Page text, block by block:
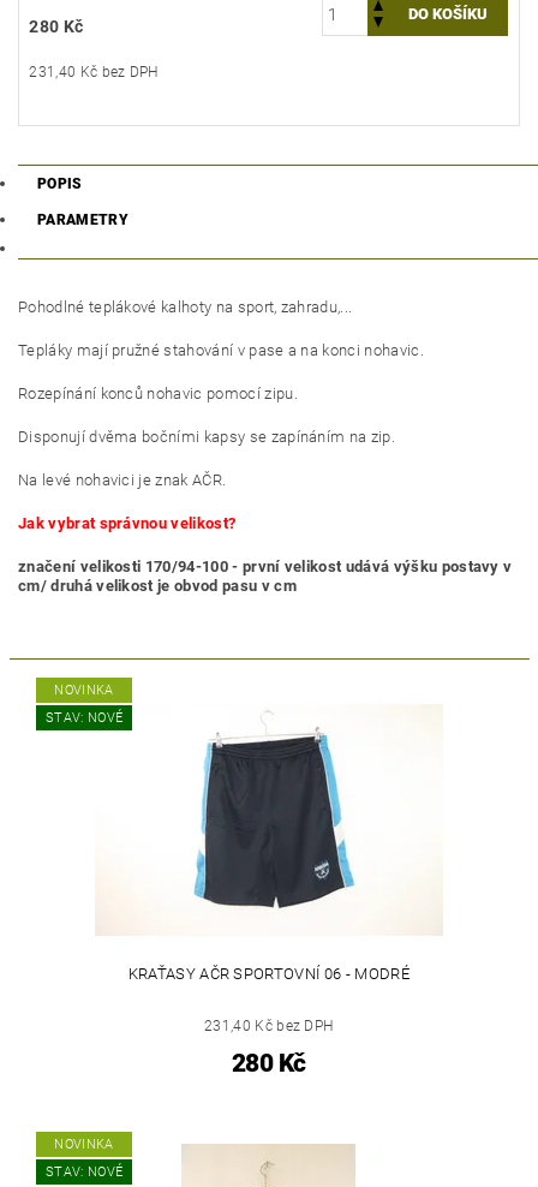
280 Kč
231,40 Kč bez DPH
POPIS
PARAMETRY
Pohodlné teplákové kalhoty na sport, zahradu,...
Tepláky mají pružné stahování v pase a na konci nohavic.
Rozepínání konců nohavic pomocí zipu.
Disponují dvěma bočními kapsy se zapínáním na zip.
Na levé nohavici je znak AČR.
Jak vybrat správnou velikost?
značení velikosti 170/94-100 - první velikost udává výšku postavy v
cm/ druhá velikost je obvod pasu v cm
NOVINKA
STAV: NOVÉ
KRAŤASY AČR SPORTOVNÍ 06 - MODRÉ
231,40 Kč bez DPH
280 Kč
NOVINKA
STAV: NOVÉ